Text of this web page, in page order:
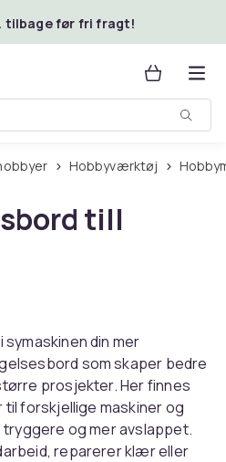
tilbage før fri fragt!
Hobbyværktøj
till
symaskinen din mer
som skaper bedre
prosjekter. Her finnes
forskjellige maskiner og
og mer avslappet.
reparerer klær eller